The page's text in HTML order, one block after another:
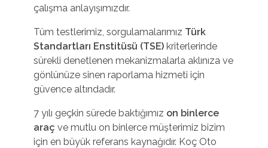
çalışma anlayışımızdır.
Tüm testlerimiz, sorgulamalarımız Türk
Standartları Enstitüsü (TSE) kriterlerinde
sürekli denetlenen mekanizmalarla aklınıza ve
gönlünüze sinen raporlama hizmeti için
güvence altındadır.
7 yılı geçkin sürede baktığımız on binlerce
araç ve mutlu on binlerce müşterimiz bizim
için en büyük referans kaynağıdır. Koç Oto